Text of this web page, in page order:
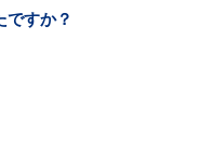
ですか？